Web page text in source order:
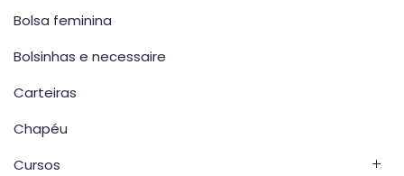
Bolsa feminina
Bolsinhas e necessaire
Carteiras
Chapéu
Cursos